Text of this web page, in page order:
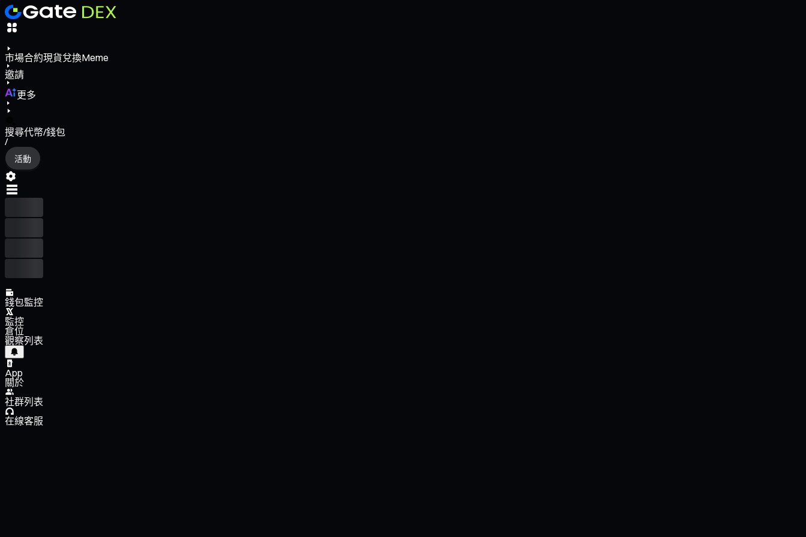
市場合約現貨兌換Meme
邀請
更多
搜尋代幣/錢包
/
活動
錢包監控
監控
倉位
觀察列表
App
關於
社群列表
在線客服